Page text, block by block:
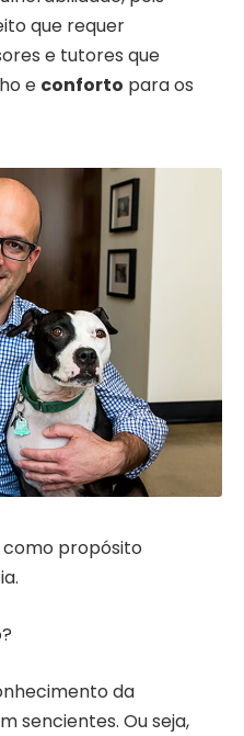
que requer
e tutores que
e conforto para os
propósito
da
sencientes. Ou seja,